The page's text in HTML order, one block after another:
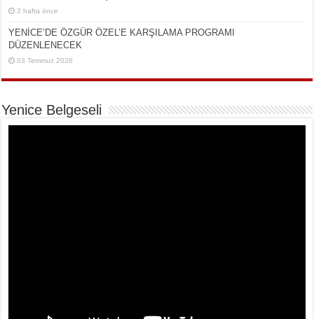
2 hafta önce
YENİCE’DE ÖZGÜR ÖZEL’E KARŞILAMA PROGRAMI
DÜZENLENECEK
03 Temmuz 2026
Yenice Belgeseli